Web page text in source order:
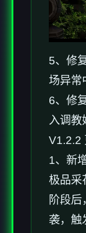
5、修
场异常
6、修
入调教
V1.2.2
1、新
极品采
阶段后
袭，触